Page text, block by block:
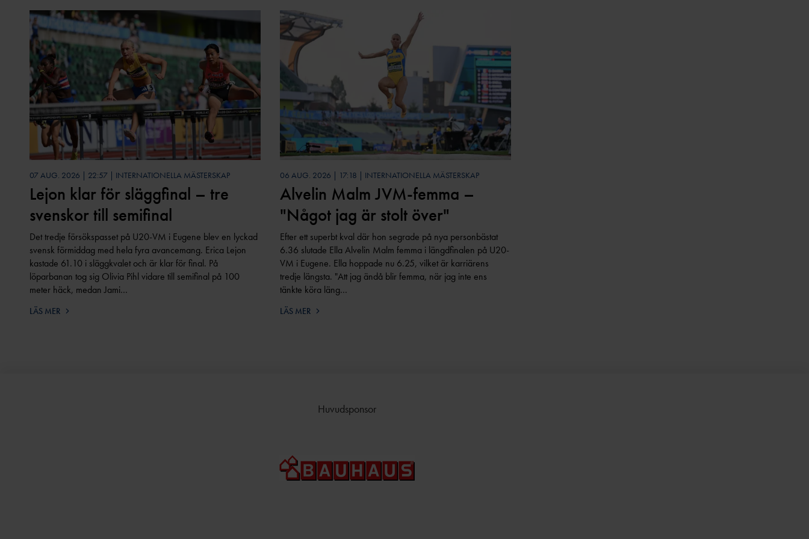
07 AUG. 2026 | 22:57 | INTERNATIONELLA MÄSTERSKAP
Lejon klar för släggfinal – tre
svenskor till semifinal
Det tredje försökspasset på U20-VM i Eugene blev en lyckad
svensk förmiddag med hela fyra avancemang. Erica Lejon
kastade 61.10 i släggkvalet och är klar för final. På
löparbanan tog sig Olivia Pihl vidare till semifinal på 100
meter häck, medan Jami…
LÄS MER
06 AUG. 2026 | 17:18 | INTERNATIONELLA MÄSTERSKAP
Alvelin Malm JVM-femma –
"Något jag är stolt över"
Efter ett superbt kval där hon segrade på nya personbästat
6.36 slutade Ella Alvelin Malm femma i längdfinalen på U20-
VM i Eugene. Ella hoppade nu 6.25, vilket är karriärens
tredje längsta. ⁠"Att jag ändå blir femma, när jag inte ens
tänkte köra läng…
LÄS MER
Huvudsponsor